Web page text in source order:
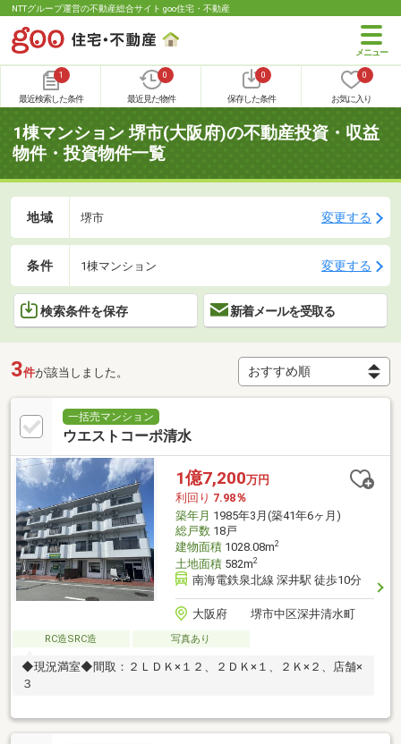
NTTグループ運営の不動産総合サイト goo住宅・不動産
1
最近検索した条件
0
最近見た物件
0
保存した条件
0
お気に入り
1棟マンション 堺市(大阪府)の不動産投資・収益
物件・投資物件一覧
地域 堺市 変更する
条件 1棟マンション 変更する
検索条件を保存 新着メールを受取る
3件が該当しました。
一括売マンション
ウエストコーポ清水
1億7,200万円
利回り 7.98％
築年月 1985年3月(築41年6ヶ月)
総戸数18戸
建物面積1028.08m2
土地面積582m2
南海電鉄泉北線 深井駅 徒歩10分
大阪府 堺市中区深井清水町
RC造SRC造 写真あり
◆現況満室◆間取：２ＬＤＫ×１２、２ＤＫ×１、２Ｋ×２、店舗×
３